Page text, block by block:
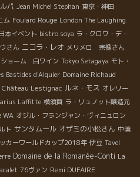
パ Jean Michel Stephan 東京・神田
ム Foulard Rouge London The Laughing
本イベント bistro soya ラ・クロワ・デ・
さん ニコラ・レオ メリメロ 宗像さん
ショーム 白ワイン Tokyo Setagaya モト・
Bastides d'Alquier Domaine Richaud
Château Lestignac ルネ・モス オレリー
Laffitte 横須賀 ラ・リュノット醸造元
WA オジル・フランジャン・ヴィニュロン
ト サンタムール オザミの小松さん 中湊
カーワールドカップ2018年 伊豆 Tavel
Domaine de la Romanée-Conti La
76ヴァン Remi DUFAIRE